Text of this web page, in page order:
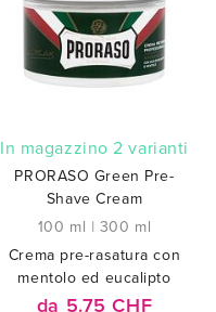
In magazzino 2 varianti
PRORASO Green Pre-
Shave Cream
100 ml | 300 ml
Crema pre-rasatura con
mentolo ed eucalipto
da 5.75 CHF